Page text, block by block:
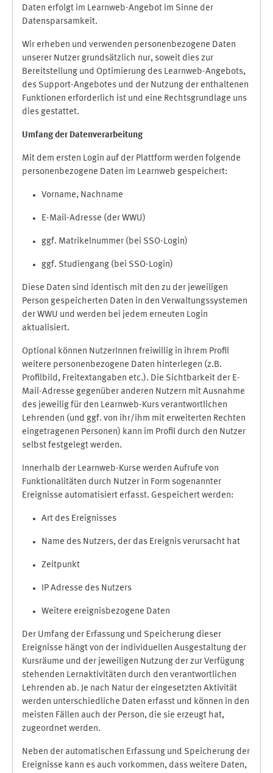
Daten erfolgt im Learnweb-Angebot im Sinne der
Datensparsamkeit.
Wir erheben und verwenden personenbezogene Daten
unserer Nutzer grundsätzlich nur, soweit dies zur
Bereitstellung und Optimierung des Learnweb-Angebots,
des Support-Angebotes und der Nutzung der enthaltenen
Funktionen erforderlich ist und eine Rechtsgrundlage uns
dies gestattet.
Umfang der Datenverarbeitung
Mit dem ersten Login auf der Plattform werden folgende
personenbezogene Daten im Learnweb gespeichert:
Vorname, Nachname
E-Mail-Adresse (der WWU)
ggf. Matrikelnummer (bei SSO-Login)
ggf. Studiengang (bei SSO-Login)
Diese Daten sind identisch mit den zu der jeweiligen
Person gespeicherten Daten in den Verwaltungssystemen
der WWU und werden bei jedem erneuten Login
aktualisiert.
Optional können NutzerInnen freiwillig in ihrem Profil
weitere personenbezogene Daten hinterlegen (z.B.
Profilbild, Freitextangaben etc.). Die Sichtbarkeit der E-
Mail-Adresse gegenüber anderen Nutzern mit Ausnahme
des jeweilig für den Learnweb-Kurs verantwortlichen
Lehrenden (und ggf. von ihr/ihm mit erweiterten Rechten
eingetragenen Personen) kann im Profil durch den Nutzer
selbst festgelegt werden.
Innerhalb der Learnweb-Kurse werden Aufrufe von
Funktionalitäten durch Nutzer in Form sogenannter
Ereignisse automatisiert erfasst. Gespeichert werden:
Art des Ereignisses
Name des Nutzers, der das Ereignis verursacht hat
Zeitpunkt
IP Adresse des Nutzers
Weitere ereignisbezogene Daten
Der Umfang der Erfassung und Speicherung dieser
Ereignisse hängt von der individuellen Ausgestaltung der
Kursräume und der jeweiligen Nutzung der zur Verfügung
stehenden Lernaktivitäten durch den verantwortlichen
Lehrenden ab. Je nach Natur der eingesetzten Aktivität
werden unterschiedliche Daten erfasst und können in den
meisten Fällen auch der Person, die sie erzeugt hat,
zugeordnet werden.
Neben der automatischen Erfassung und Speicherung der
Ereignisse kann es auch vorkommen, dass weitere Daten,